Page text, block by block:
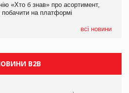
«Хто б знав» про асортимент,
побачити на платформі
всі новини
купує мережу магазинів
B2B